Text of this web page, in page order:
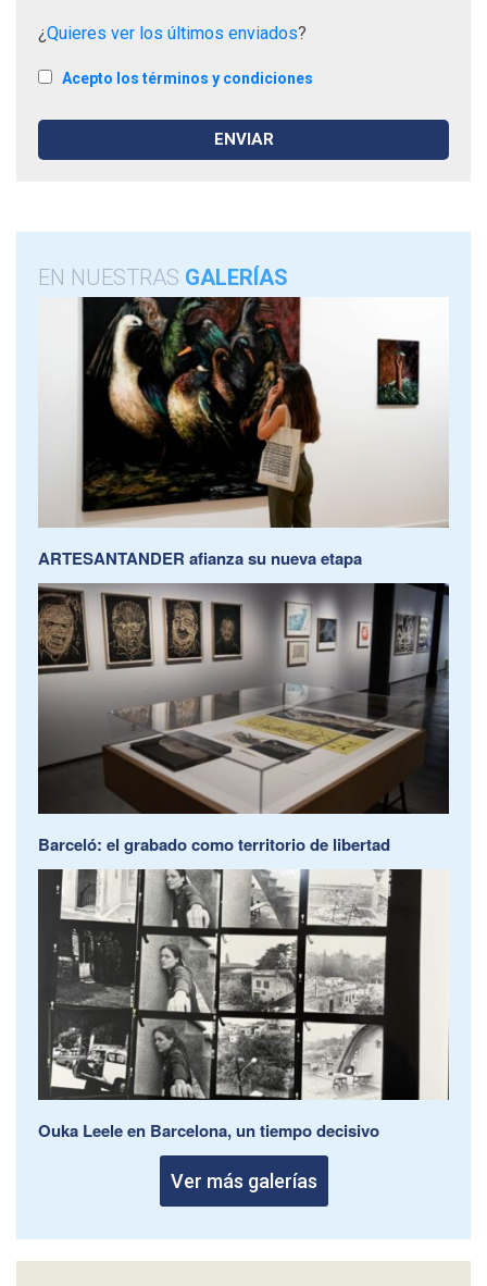
¿Quieres ver los últimos enviados?
Acepto los términos y condiciones
EN NUESTRAS GALERÍAS
ARTESANTANDER afianza su nueva etapa
Barceló: el grabado como territorio de libertad
Ouka Leele en Barcelona, un tiempo decisivo
Ver más galerías